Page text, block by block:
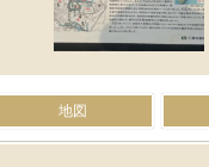
地図